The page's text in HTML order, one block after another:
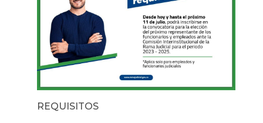
REQUISITOS